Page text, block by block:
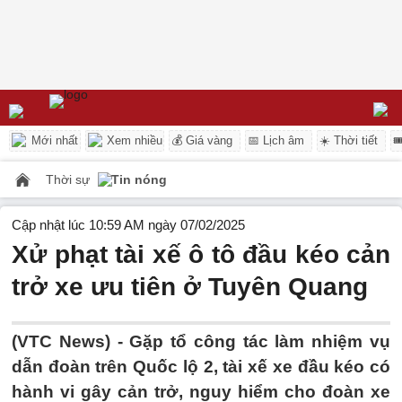
Mới nhất Xem nhiều 💰 Giá vàng 📅 Lịch âm ☀️ Thời tiết
Thời sự Tin nóng
Cập nhật lúc 10:59 AM ngày 07/02/2025
Xử phạt tài xế ô tô đầu kéo cản
trở xe ưu tiên ở Tuyên Quang
(VTC News) -Gặp tổ công tác làm nhiệm vụ
dẫn đoàn trên Quốc lộ 2, tài xế xe đầu kéo có
hành vi gây cản trở, nguy hiểm cho đoàn xe